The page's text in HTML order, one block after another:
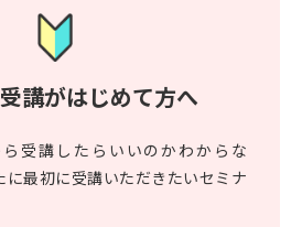
講がはじめて方へ
ら受講したらいいのかわからな
最初に受講いただきたいセミナ